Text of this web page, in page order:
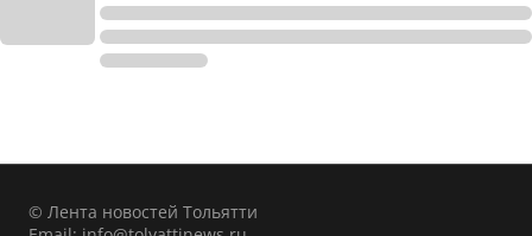
© Лента новостей Тольятти